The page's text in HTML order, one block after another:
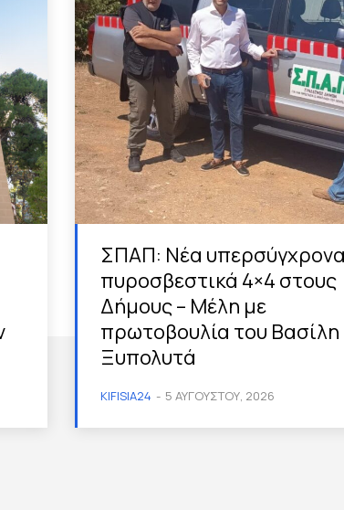
ΣΠΑΠ: Νέα υπερσύγχρονα
πυροσβεστικά 4×4 στους
Δήμους – Μέλη με
πρωτοβουλία του Βασίλη
Ξυπολυτά
KIFISIA24 - 5 ΑΥΓΟΎΣΤΟΥ, 2026